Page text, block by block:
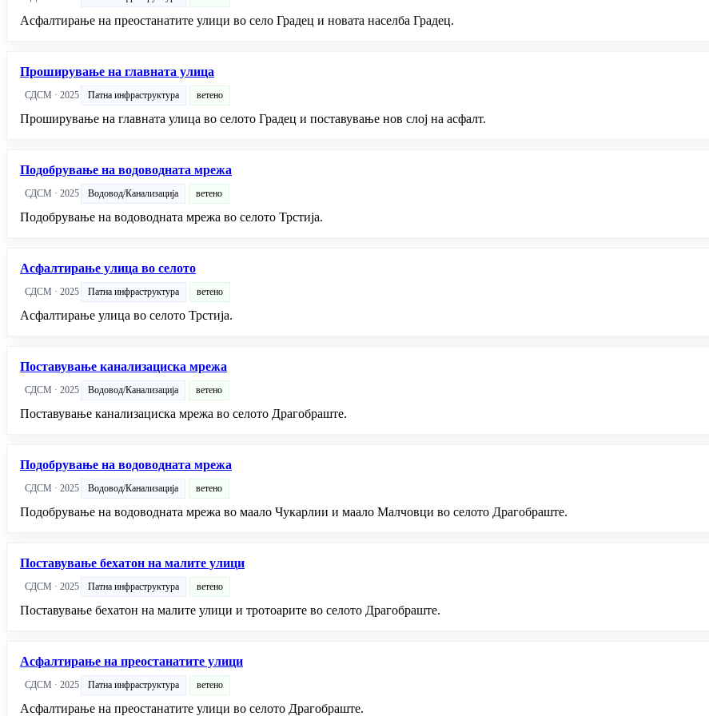
Асфалтирање на преостанатите улици во село Градец и новата населба Градец.
Проширување на главната улица
СДСМ · 2025 Патна инфраструктура ветено
Проширување на главната улица во селото Градец и поставување нов слој на асфалт.
Подобрување на водоводната мрежа
СДСМ · 2025 Водовод/Канализација ветено
Подобрување на водоводната мрежа во селото Трстија.
Асфалтирање улица во селото
СДСМ · 2025 Патна инфраструктура ветено
Асфалтирање улица во селото Трстија.
Поставување канализациска мрежа
СДСМ · 2025 Водовод/Канализација ветено
Поставување канализациска мрежа во селото Драгобраште.
Подобрување на водоводната мрежа
СДСМ · 2025 Водовод/Канализација ветено
Подобрување на водоводната мрежа во маало Чукарлии и маало Малчовци во селото Драгобраште.
Поставување бехатон на малите улици
СДСМ · 2025 Патна инфраструктура ветено
Поставување бехатон на малите улици и тротоарите во селото Драгобраште.
Асфалтирање на преостанатите улици
СДСМ · 2025 Патна инфраструктура ветено
Асфалтирање на преостанатите улици во селото Драгобраште.